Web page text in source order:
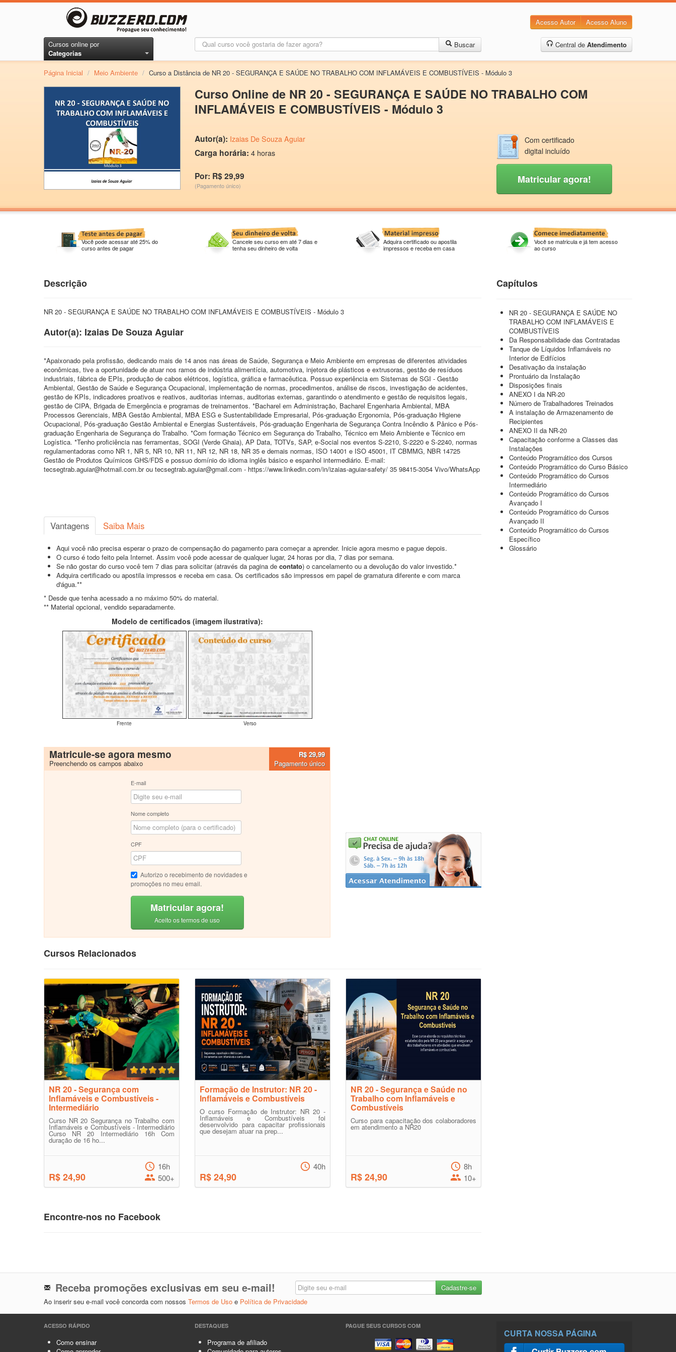
Acesso Autor Acesso Aluno
Cursos online por
Categorias
Buscar Central de Atendimento
Página Inicial / Meio Ambiente / Curso a Distância de NR 20 - SEGURANÇA E SAÚDE NO TRABALHO COM INFLAMÁVEIS E COMBUSTÍVEIS - Módulo 3
Curso Online de NR 20 - SEGURANÇA E SAÚDE NO TRABALHO COM
INFLAMÁVEIS E COMBUSTÍVEIS - Módulo 3
Autor(a): Izaias De Souza Aguiar
Carga horária: 4 horas
Por: R$ 29,99
(Pagamento único)
Com certificado
digital incluído
Matricular agora!
Você pode acessar até 25% do
curso antes de pagar
Cancele seu curso em até 7 dias e
tenha seu dinheiro de volta
Adquira certificado ou apostila
impressos e receba em casa
Você se matricula e já tem acesso
ao curso
Descrição
NR 20 - SEGURANÇA E SAÚDE NO TRABALHO COM INFLAMÁVEIS E COMBUSTÍVEIS - Módulo 3
Autor(a): Izaias De Souza Aguiar
*Apaixonado pela profissão, dedicando mais de 14 anos nas áreas de Saúde, Segurança e Meio Ambiente em empresas de diferentes atividades
econômicas, tive a oportunidade de atuar nos ramos de indústria alimentícia, automotiva, injetora de plásticos e extrusoras, gestão de resíduos
industriais, fábrica de EPIs, produção de cabos elétricos, logística, gráfica e farmacêutica. Possuo experiência em Sistemas de SGI - Gestão
Ambiental, Gestão de Saúde e Segurança Ocupacional, implementação de normas, procedimentos, análise de riscos, investigação de acidentes,
gestão de KPIs, indicadores proativos e reativos, auditorias internas, auditorias externas, garantindo o atendimento e gestão de requisitos legais,
gestão de CIPA, Brigada de Emergência e programas de treinamentos. *Bacharel em Administração, Bacharel Engenharia Ambiental, MBA
Processos Gerenciais, MBA Gestão Ambiental, MBA ESG e Sustentabilidade Empresarial, Pós-graduação Ergonomia, Pós-graduação Higiene
Ocupacional, Pós-graduação Gestão Ambiental e Energias Sustentáveis, Pós-graduação Engenharia de Segurança Contra Incêndio & Pânico e Pós-
graduação Engenharia de Segurança do Trabalho. *Com formação Técnico em Segurança do Trabalho, Técnico em Meio Ambiente e Técnico em
Logística. *Tenho proficiência nas ferramentas, SOGI (Verde Ghaia), AP Data, TOTVs, SAP, e-Social nos eventos S-2210, S-2220 e S-2240, normas
regulamentadoras como NR 1, NR 5, NR 10, NR 11, NR 12, NR 18, NR 35 e demais normas, ISO 14001 e ISO 45001, IT CBMMG, NBR 14725
Gestão de Produtos Químicos GHS/FDS e possuo domínio do idioma inglês básico e espanhol intermediário. E-mail:
tecsegtrab.aguiar@hotmail.com.br ou tecsegtrab.aguiar@gmail.com - https://www.linkedin.com/in/izaias-aguiar-safety/ 35 98415-3054 Vivo/WhatsApp
Vantagens Saiba Mais
Aqui você não precisa esperar o prazo de compensação do pagamento para começar a aprender. Inicie agora mesmo e pague depois.
O curso é todo feito pela Internet. Assim você pode acessar de qualquer lugar, 24 horas por dia, 7 dias por semana.
Se não gostar do curso você tem 7 dias para solicitar (através da pagina de contato) o cancelamento ou a devolução do valor investido.*
Adquira certificado ou apostila impressos e receba em casa. Os certificados são impressos em papel de gramatura diferente e com marca
d'água.**
* Desde que tenha acessado a no máximo 50% do material.
** Material opcional, vendido separadamente.
Modelo de certificados (imagem ilustrativa):
Frente Verso
Matricule-se agora mesmo
Preenchendo os campos abaixo
R$ 29,99
Pagamento único
E-mail
Nome completo
CPF
Autorizo o recebimento de novidades e
promoções no meu email.
Matricular agora!
Aceito os termos de uso
Cursos Relacionados
NR 20 - Segurança com
Inflamáveis e Combustíveis -
Intermediário
Curso NR 20 Segurança no Trabalho com
Inflamáveis e Combustíveis - Intermediário
Curso NR 20 Intermediário 16h Com
duração de 16 ho...
R$ 24,90
16h
500+
Formação de Instrutor: NR 20 -
Inflamáveis e Combustíveis
O curso Formação de Instrutor: NR 20 -
Inflamáveis e Combustíveis foi
desenvolvido para capacitar profissionais
que desejam atuar na prep...
R$ 24,90
40h
NR 20 - Segurança e Saúde no
Trabalho com Inflamáveis e
Combustíveis
Curso para capacitação dos colaboradores
em atendimento a NR20
R$ 24,90
8h
10+
Encontre-nos no Facebook
Capítulos
NR 20 - SEGURANÇA E SAÚDE NO
TRABALHO COM INFLAMÁVEIS E
COMBUSTÍVEIS
Da Responsabilidade das Contratadas
Tanque de Líquidos Inflamáveis no
Interior de Edifícios
Desativação da instalação
Prontuário da Instalação
Disposições finais
ANEXO I da NR-20
Número de Trabalhadores Treinados
A instalação de Armazenamento de
Recipientes
ANEXO II da NR-20
Capacitação conforme a Classes das
Instalações
Conteúdo Programático dos Cursos
Conteúdo Programático do Curso Básico
Conteúdo Programático do Cursos
Intermediário
Conteúdo Programático do Cursos
Avançado I
Conteúdo Programático do Cursos
Avançado II
Conteúdo Programático do Cursos
Específico
Glossário
Receba promoções exclusivas em seu e-mail!
Ao inserir seu e-mail você concorda com nossos Termos de Uso e Política de Privacidade
ACESSO RÁPIDO
Como ensinar
DESTAQUES
Programa de afiliado
PAGUE SEUS CURSOS COM
CURTA NOSSA PÁGINA